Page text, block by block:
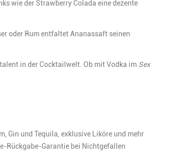
wie der Strawberry Colada eine dezente
oder Rum entfaltet Ananassaft seinen
in der Cocktailwelt. Ob mit Vodka im Sex
Gin und Tequila, exklusive Liköre und mehr
Rückgabe-Garantie bei Nichtgefallen